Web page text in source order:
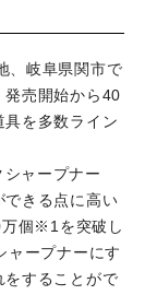
、岐阜県関市で
発売開始から40
を多数ライン
ャープナー
できる点に高い
個※1を突破し
ャープナーにす
をすることがで